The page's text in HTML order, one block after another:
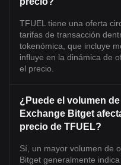
TFUEL tiene una oferta
tarifas de transacción
tokenómica, que incluye
influye en la dinámica de
el precio.
¿Puede el volumen
Exchange Bitget
precio de TFUEL?
Sí, un mayor volumen de
Bitget generalmente